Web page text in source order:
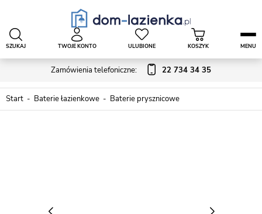
Zamówienia telefoniczne: 22 734 34 35
SZUKAJ TWOJE KONTO ULUBIONE KOSZYK MENU
Start Baterie łazienkowe Baterie prysznicowe